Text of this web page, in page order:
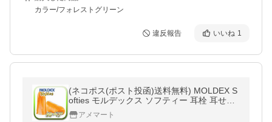
カラー/フォレストグリーン
違反報告 いいね 1
(ネコポス(ポスト投函)送料無料) MOLDEX S
ofties モルデックス ソフティー 耳栓 耳せん
50ペアアメマート